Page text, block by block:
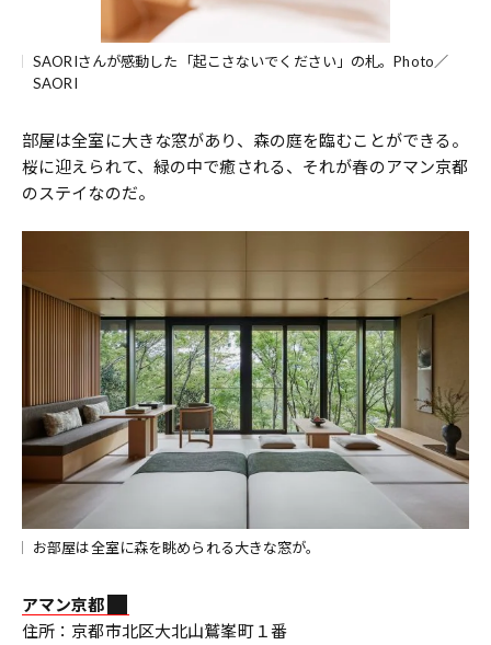
SAORIさんが感動した「起こさないでください」の札。Photo／
SAORI
部屋は全室に大きな窓があり、森の庭を臨むことができる。
桜に迎えられて、緑の中で癒される、それが春のアマン京都
のステイなのだ。
お部屋は全室に森を眺められる大きな窓が。
アマン京都
住所：京都市北区大北山鷲峯町１番